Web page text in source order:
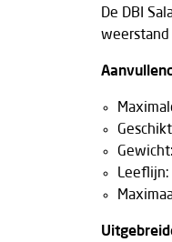
De DBI
Leeflijn: